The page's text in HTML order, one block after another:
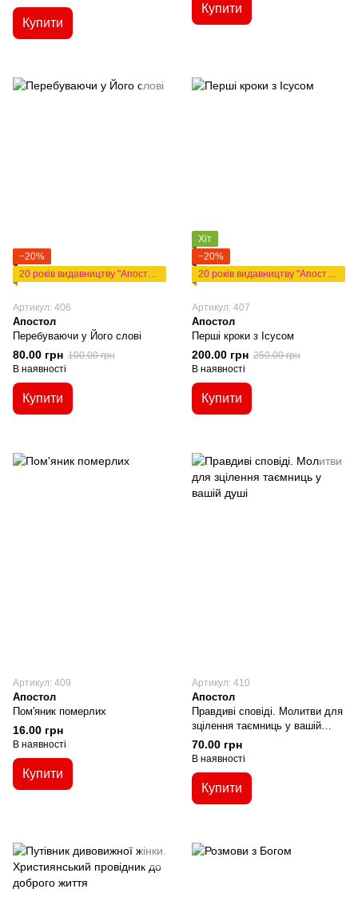
Купити
Купити
−20%
Артикул: 406
Апостол
Перебуваючи у Його слові
80.00 грн 100.00 грн
В наявності
Купити
Хіт
−20%
Артикул: 407
Апостол
Перші кроки з Ісусом
200.00 грн 250.00 грн
В наявності
Купити
Артикул: 409
Апостол
Пом'яник померлих
16.00 грн
В наявності
Купити
Артикул: 410
Апостол
Правдиві сповіді. Молитви для
зцілення таємниць у вашій
душі
70.00 грн
В наявності
Купити